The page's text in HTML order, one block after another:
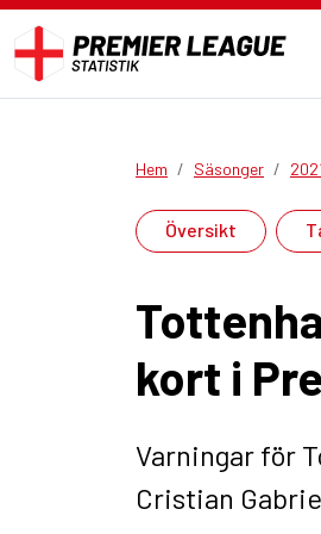
Hem Säsonger
Översikt
kort i
Varningar för
Cristian